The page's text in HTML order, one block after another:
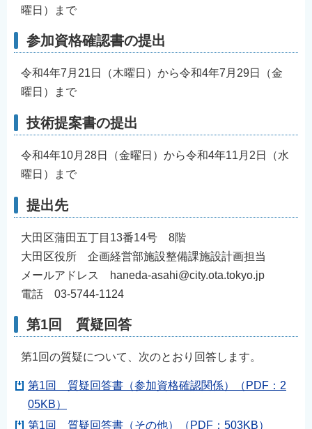
曜日）まで
参加資格確認書の提出
令和4年7月21日（木曜日）から令和4年7月29日（金
曜日）まで
技術提案書の提出
令和4年10月28日（金曜日）から令和4年11月2日（水
曜日）まで
提出先
大田区蒲田五丁目13番14号 8階
大田区役所 企画経営部施設整備課施設計画担当
メールアドレス haneda-asahi@city.ota.tokyo.jp
電話 03-5744-1124
第1回 質疑回答
第1回の質疑について、次のとおり回答します。
第1回 質疑回答書（参加資格確認関係）（PDF：2
05KB）
第1回 質疑回答書（その他）（PDF：503KB）